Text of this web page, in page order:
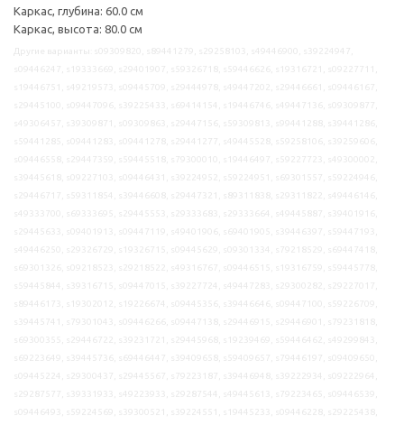
Каркас, глубина: 60.0 см
Каркас, высота: 80.0 см